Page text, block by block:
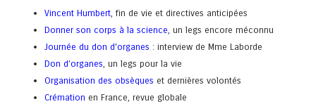
Vincent Humbert, fin de vie et directives anticipées
Donner son corps à la science, un legs encore méconnu
Journée du don d’organes : interview de Mme Laborde
Don d’organes, un legs pour la vie
Organisation des obsèques et dernières volontés
Crémation en France, revue globale